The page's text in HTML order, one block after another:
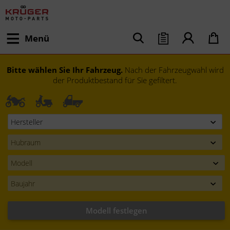
Menü
Bitte wählen Sie Ihr Fahrzeug. Nach der Fahrzeugwahl wird
der Produktbestand für Sie gefiltert.
Modell festlegen